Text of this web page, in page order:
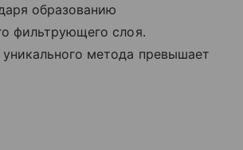
образованию
фильтрующего слоя.
метода превышает